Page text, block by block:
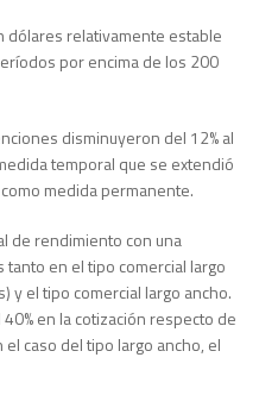
dólares relativamente estable
por encima de los 200
disminuyeron del 12% al
temporal que se extendió
medida permanente.
de rendimiento con una
en el tipo comercial largo
y el tipo comercial largo ancho.
en la cotización respecto de
caso del tipo largo ancho, el